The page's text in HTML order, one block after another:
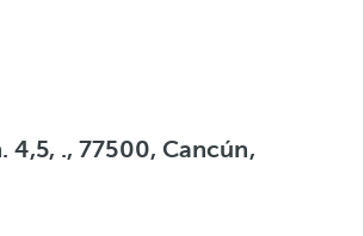
4,5, ., 77500, Cancún,